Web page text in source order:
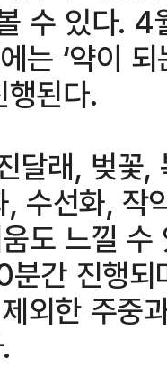
수 있다. 4
는 ‘약이
행된다.
달래, 벚꽃,
수선화, 작
도 느낄
분간 진행
외한 주중